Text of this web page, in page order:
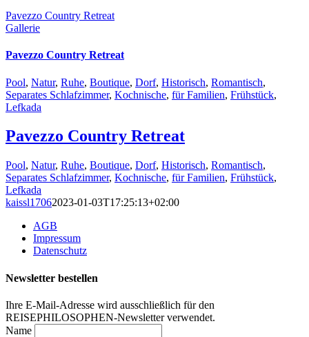
Pavezzo Country Retreat
Gallerie
Pavezzo Country Retreat
Pool, Natur, Ruhe, Boutique, Dorf, Historisch, Romantisch,
Separates Schlafzimmer, Kochnische, für Familien, Frühstück,
Lefkada
Pavezzo Country Retreat
Pool, Natur, Ruhe, Boutique, Dorf, Historisch, Romantisch,
Separates Schlafzimmer, Kochnische, für Familien, Frühstück,
Lefkada
kaissl17062023-01-03T17:25:13+02:00
AGB
Impressum
Datenschutz
Newsletter bestellen
Ihre E-Mail-Adresse wird ausschließlich für den
REISEPHILOSOPHEN-Newsletter verwendet.
Name